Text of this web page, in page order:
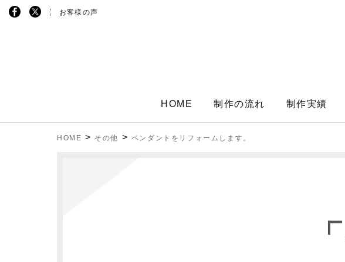
お客様の声
HOME 制作の流れ 制作実績
HOME > その他 > ペンダントをリフォームします。